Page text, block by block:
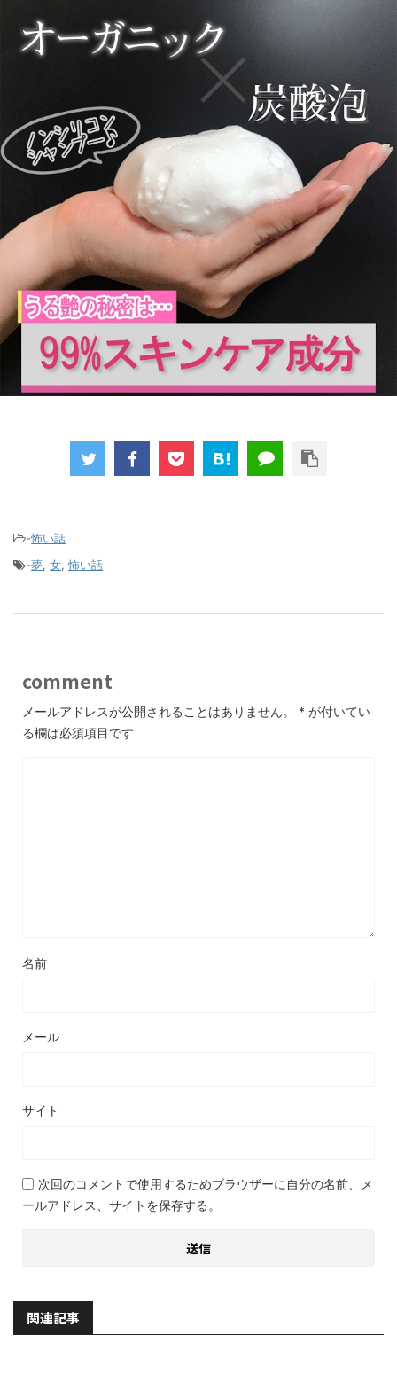
-怖い話
-夢, 女,怖い話
comment
メールアドレスが公開されることはありません。 * が付いてい
る欄は必須項目です
名前
メール
サイト
次回のコメントで使用するためブラウザーに自分の名前、メ
ールアドレス、サイトを保存する。
関連記事